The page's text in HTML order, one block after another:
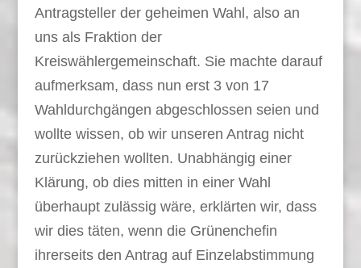
Antragsteller der geheimen Wahl, also an
uns als Fraktion der
Kreiswählergemeinschaft. Sie machte darauf
aufmerksam, dass nun erst 3 von 17
Wahldurchgängen abgeschlossen seien und
wollte wissen, ob wir unseren Antrag nicht
zurückziehen wollten. Unabhängig einer
Klärung, ob dies mitten in einer Wahl
überhaupt zulässig wäre, erklärten wir, dass
wir dies täten, wenn die Grünenchefin
ihrerseits den Antrag auf Einzelabstimmung